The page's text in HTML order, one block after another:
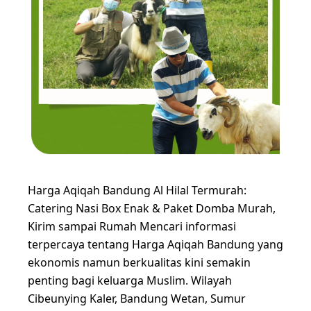
Harga Aqiqah Bandung Al Hilal Termurah:
Catering Nasi Box Enak & Paket Domba Murah,
Kirim sampai Rumah Mencari informasi
terpercaya tentang Harga Aqiqah Bandung yang
ekonomis namun berkualitas kini semakin
penting bagi keluarga Muslim. Wilayah
Cibeunying Kaler, Bandung Wetan, Sumur